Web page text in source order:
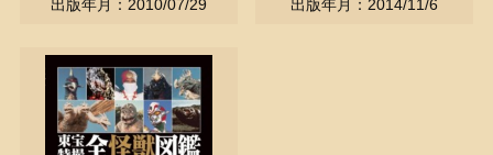
出版年月：2010/07/29
出版年月：2014/11/6